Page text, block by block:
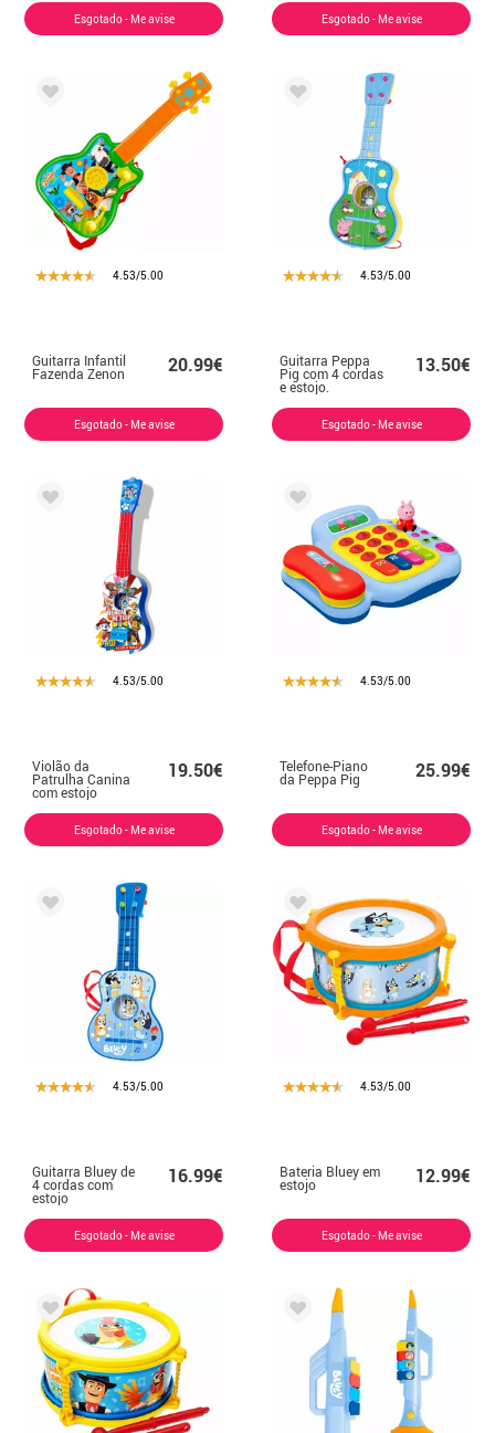
Esgotado - Me avise Esgotado - Me avise
4.53/5.00
Guitarra Infantil
Fazenda Zenon 20.99€
Esgotado - Me avise
4.53/5.00
Guitarra Peppa
Pig com 4 cordas
e estojo.
13.50€
Esgotado - Me avise
4.53/5.00
Violão da
Patrulha Canina
com estojo
19.50€
Esgotado - Me avise
4.53/5.00
Telefone-Piano
da Peppa Pig 25.99€
Esgotado - Me avise
4.53/5.00
Guitarra Bluey de
4 cordas com
estojo
16.99€
Esgotado - Me avise
4.53/5.00
Bateria Bluey em
estojo 12.99€
Esgotado - Me avise